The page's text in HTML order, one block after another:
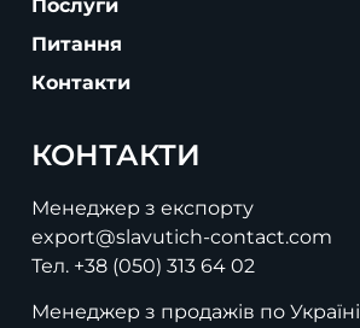
Послуги
Питання
Контакти
КОНТАКТИ
Менеджер з експорту
export@slavutich-contact.com
Тел. +38 (050) 313 64 02
Менеджер з продажів по Україні